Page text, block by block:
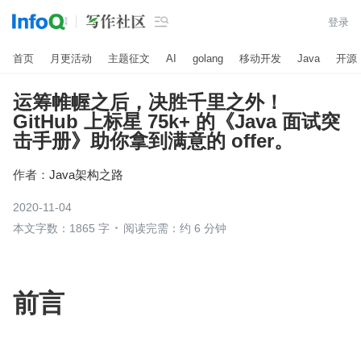
 登录
首页 月更活动 主题征文 AI golang 移动开发 Java 开源
运筹帷幄之后，决胜千里之外！
GitHub 上标星 75k+ 的《Java 面试突
击手册》助你拿到满意的 offer。
作者： Java架构之路
2020-11-04
本文字数：1865 字
阅读完需：约 6 分钟
前言